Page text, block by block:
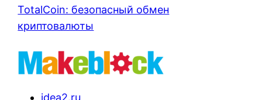
TotalCoin: безопасный обмен
криптовалюты
idea2.ru